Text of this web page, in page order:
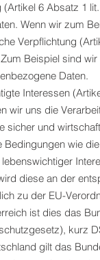
(Artikel 6 Absatz 1
Wenn wir zum
Verpflichtung
Beispiel sind
Daten.
Interessen
wir uns die
sicher und
Bedingungen wie
diese an der
zu der EU-
ist dies das
kurz
gilt das